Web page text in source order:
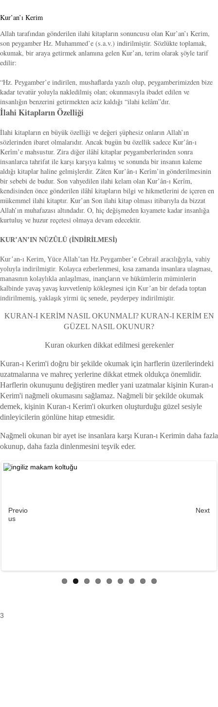
Kur’an’ı Kerim
Allah tarafından gönderilen ilahi kitapların sonuncusu olan Kur’an’ı Kerim,
son peygamber Hz. Muhammed’e (s.a.v.) indirilmiştir. Sözlükte toplamak,
okumak, bir araya getirmek anlamına gelen Kur’an, terim olarak şöyle tarif
edilir:
“Hz. Peygamber’e indirilen, mushaflarda yazılı olup, peygamberimizden bize
kadar tevatür yoluyla nakledilmiş olan; okunmasıyla ibadet edilen ve
insanlığın benzerini getirmekten aciz kaldığı “ilahi kelâm”dır.
İlahi Kitapların Özelliği
İlahi kitapların en büyük özelliği ve değeri şüphesiz onların Allah’ın
sözlerinden ibaret olmalarıdır. Ancak bugün bu özellik sadece Kur’ân-ı
Kerîm’e mahsustur. Zira diğer ilâhî kitaplar peygamberlerinden sonra
insanlarca tahrifat ile karşı karşıya kalmış ve sonunda bir insanın kaleme
aldığı kitaplar haline gelmişlerdir. Zâten Kur’ân-ı Kerîm’in gönderilmesinin
bir sebebi de budur. Son vahyedilen ilahi kelam olan Kur’ân-ı Kerîm,
kendisinden önce gönderilen ilâhî kitapların bilgi ve hikmetlerini de içeren en
mükemmel ilahi kitaptır. Kur’an Son ilahi kitap olması itibarıyla da bizzat
Allah’ın muhafazası altındadır. O, hiç değişmeden kıyamete kadar insanlığa
kurtuluş ve huzur reçetesi olmaya devam edecektir.
KUR’AN’IN NÜZÛLÜ (İNDİRİLMESİ)
Kur’an-ı Kerim, Yüce Allah’tan Hz.Peygamber’e Cebrail aracılığıyla, vahiy
yoluyla indirilmiştir. Kolayca ezberlenmesi, kısa zamanda insanlara ulaşması,
manasının kolaylıkla anlaşılması, inançların ve hükümlerin müminlerin
kalbinde yavaş yavaş kuvvetlenip kökleşmesi için Kur’an bir defada toptan
indirilmemiş, yaklaşık yirmi üç senede, peyderpey indirilmiştir.
KURAN-I KERİM NASIL OKUNMALI? KURAN-I KERİM EN
GÜZEL NASIL OKUNUR?
Kuran okurken dikkat edilmesi gerekenler
Kuran-ı Kerim'i doğru bir şekilde okumak için harflerin üzerilerindeki
uzatmalarına ve mahreç yerlerine dikkat etmek oldukça önemlidir.
Harflerin okunuşunu değiştiren medler yani uzatmalar kişinin Kuran-ı
Kerim'i nağmeli okumasını sağlamaz. Nağmeli bir şekilde okumak
demek, kişinin Kuran-ı Kerim'i okurken oluşturduğu güzel sesiyle
dinleyicilerin gönlüne hitap etmesidir.
Nağmeli okunan bir ayet ise insanlara karşı Kuran-ı Kerimin daha fazla
okunup, daha fazla dinlenmesini teşvik eder.
Previo
us
Next
3